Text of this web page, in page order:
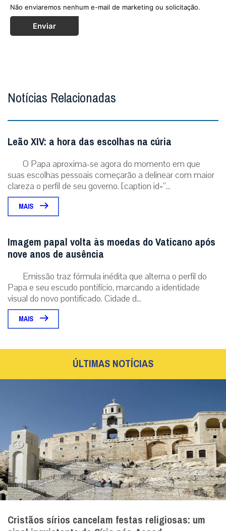
Não enviaremos nenhum e-mail de marketing ou solicitação.
Enviar
Notícias Relacionadas
Leão XIV: a hora das escolhas na cúria
O Papa aproxima-se agora do momento em que
suas escolhas pessoais começarão a delinear com maior
clareza o perfil de seu governo. [caption id=”...
MAIS
Imagem papal volta às moedas do Vaticano após
nove anos de ausência
Emissão traz fórmula inédita que alterna o perfil do
Papa e seu escudo pontifício, marcando a identidade
visual do novo pontificado. Cidade d...
MAIS
ÚLTIMAS NOTÍCIAS
Cristãos sírios cancelam festas religiosas: um